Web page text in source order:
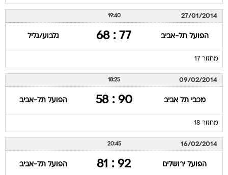
הפועל תל-אביב 77 : 68 גלבוע/גליל
מחזור 17
09/02/2014
מכבי תל אביב 90 : 58 הפועל תל-אביב
מחזור 18
16/02/2014
הפועל ירושלים 92 : 81 הפועל תל-אביב
מחזור 19